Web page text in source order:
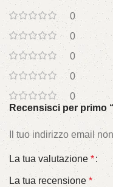
0
0
0
0
0
Recensisci per primo
Il tuo indirizzo email
La tua valutazione *
La tua recensione *